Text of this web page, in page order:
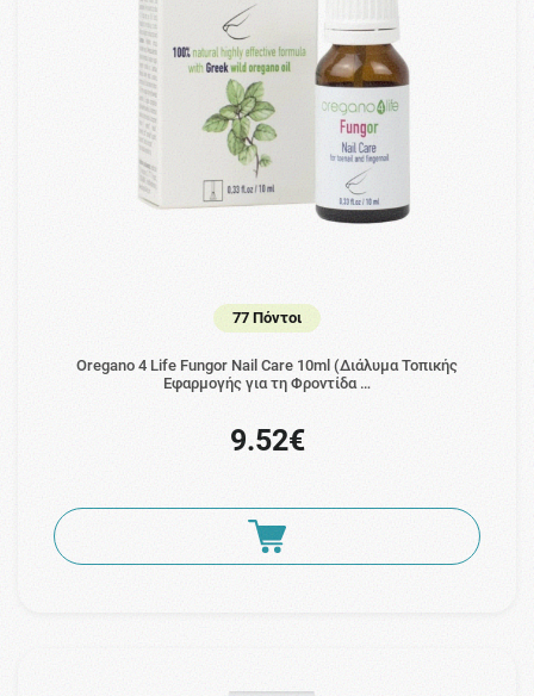
77 Πόντοι
Oregano 4 Life Fungor Nail Care 10ml (Διάλυμα Τοπικής
Εφαρμογής για τη Φροντίδα …
9.52€